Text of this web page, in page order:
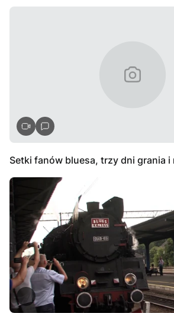
Setki fanów bluesa, trzy dni grania